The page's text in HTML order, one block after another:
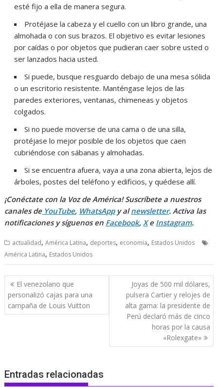
esté fijo a ella de manera segura.
Protéjase la cabeza y el cuello con un libro grande, una
almohada o con sus brazos. El objetivo es evitar lesiones
por caídas o por objetos que pudieran caer sobre usted o
ser lanzados hacia usted.
Si puede, busque resguardo debajo de una mesa sólida
o un escritorio resistente. Manténgase lejos de las
paredes exteriores, ventanas, chimeneas y objetos
colgados.
Si no puede moverse de una cama o de una silla,
protéjase lo mejor posible de los objetos que caen
cubriéndose con sábanas y almohadas.
Si se encuentra afuera, vaya a una zona abierta, lejos de
árboles, postes del teléfono y edificios, y quédese allí.
¡Conéctate con la Voz de América! Suscríbete a nuestros
canales deYouTube, WhatsAppy alnewsletter. Activa las
notificaciones y síguenos en Facebook, Xe Instagram.
actualidad,América Latina, deportes, economia, Estados Unidos
América Latina, Estados Unidos
Navegación
de
entradas
El venezolano que
personalizó cajas para una
campaña de Louis Vuitton
Joyas de 500 mil dólares,
pulsera Cartier y relojes de
alta gama: la presidente de
Perú declaró más de cinco
horas por la causa
«Rolexgate»
Entradas relacionadas